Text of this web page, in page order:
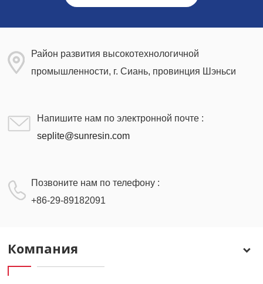
Район развития высокотехнологичной
промышленности, г. Сиань, провинция Шэньси
Напишите нам по электронной почте :
seplite@sunresin.com
Позвоните нам по телефону :
+86-29-89182091
Компания